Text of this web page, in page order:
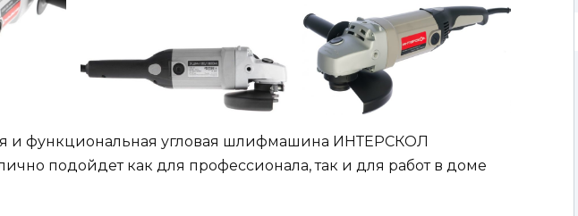
и функциональная угловая шлифмашина ИНТЕРСКОЛ
подойдет как для профессионала, так и для работ в доме